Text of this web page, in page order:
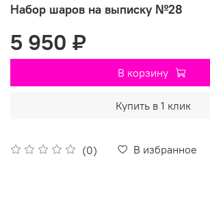
Набор шаров на выписку №28
(0) В избранное
5 950 ₽
В корзину
Купить в 1 клик